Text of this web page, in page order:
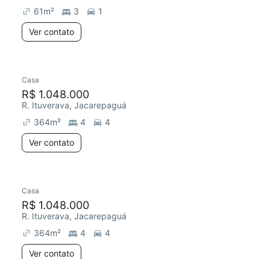
61m² 3
1
Ver contato
Chegou há 3 dias
Casa
R$ 1.048.000
R. Ituverava, Jacarepaguá
364m² 4
4
Ver contato
Casa
R$ 1.048.000
R. Ituverava, Jacarepaguá
364m² 4
4
Ver contato